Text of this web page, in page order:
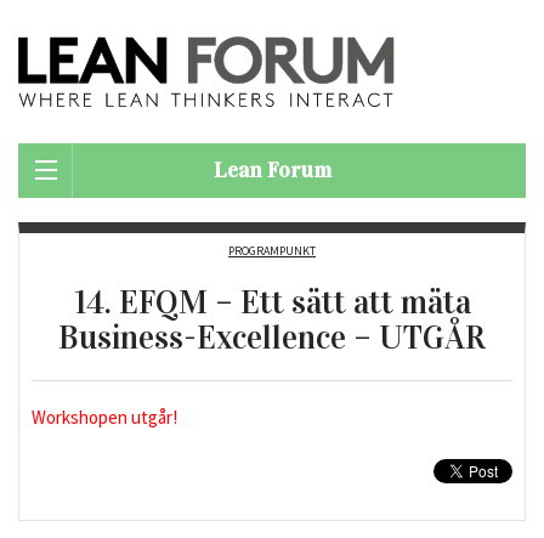
Lean Forum
PROGRAMPUNKT
14. EFQM – Ett sätt att mäta
Business-Excellence – UTGÅR
Workshopen utgår!